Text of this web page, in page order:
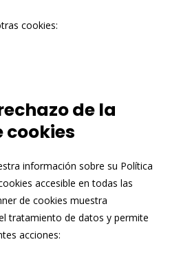
cookies:
de la
información sobre su Política
accesible en todas las
de cookies muestra
tratamiento de datos y permite
acciones: